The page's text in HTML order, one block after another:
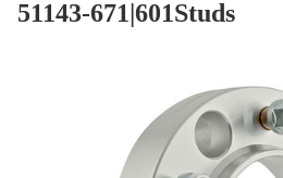
51143-671|601Studs